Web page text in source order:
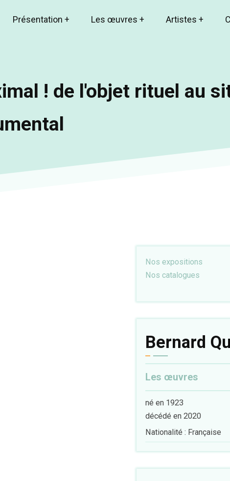
Présentation + Les œuvres + Artistes +
! de l'objet rituel au
Nos expositions
Nos catalogues
Bernard
Les œuvres
né en 1923
décédé en 2020
Nationalité : Française